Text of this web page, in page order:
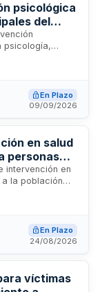
psicológica
del
psicología,
del
y duraciónEn Plazo
09/09/2026
en salud
personas
intervención en
la población
ejecución de
necesidades
para este
En Plazo
24/08/2026
víctimas